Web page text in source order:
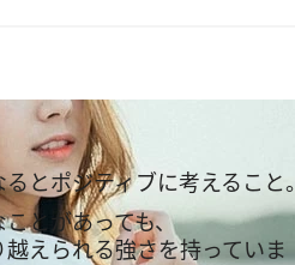
とポジティブに考えること。
とがあっても、
えられる強さを持っていま